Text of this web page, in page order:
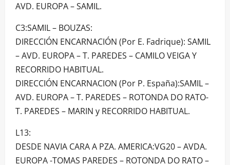
AVD. EUROPA – SAMIL.
C3:SAMIL – BOUZAS:
DIRECCIÓN ENCARNACIÓN (Por E. Fadrique): SAMIL
– AVD. EUROPA – T. PAREDES – CAMILO VEIGA Y
RECORRIDO HABITUAL.
DIRECCIÓN ENCARNACION (Por P. España):SAMIL –
AVD. EUROPA – T. PAREDES – ROTONDA DO RATO-
T. PAREDES – MARIN y RECORRIDO HABITUAL.
L13:
DESDE NAVIA CARA A PZA. AMERICA:VG20 – AVDA.
EUROPA -TOMAS PAREDES – ROTONDA DO RATO –